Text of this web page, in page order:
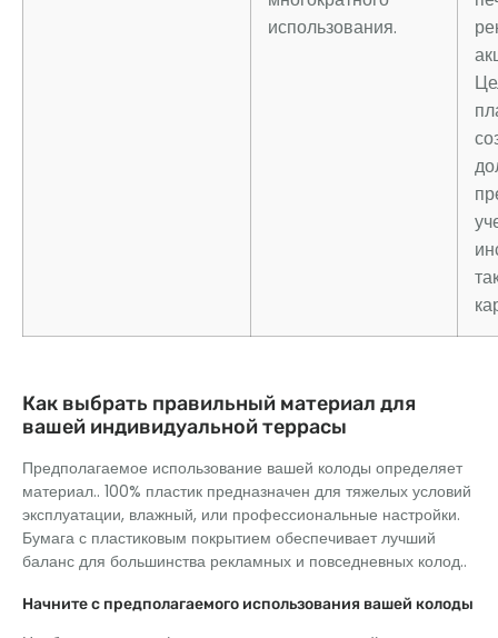
использования.
Как выбрать правильный материал для
вашей индивидуальной террасы
Предполагаемое использование вашей колоды определяет
материал.. 100% пластик предназначен для тяжелых условий
эксплуатации, влажный, или профессиональные настройки.
Бумага с пластиковым покрытием обеспечивает лучший
баланс для большинства рекламных и повседневных колод..
Начните с предполагаемого использования вашей колоды